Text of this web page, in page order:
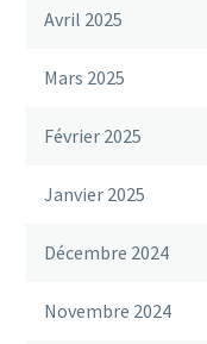
Avril 2025
Mars 2025
Février 2025
Janvier 2025
Décembre 2024
Novembre 2024